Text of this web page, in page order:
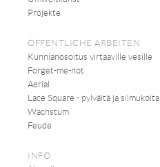
Projekte
ÖFFENTLICHE ARBEITEN
Kunnianosoitus virtaaville vesille
Forget-me-not
Aerial
Lace Square - pylväitä ja silmukoita
Wachstum
Feude
INFO